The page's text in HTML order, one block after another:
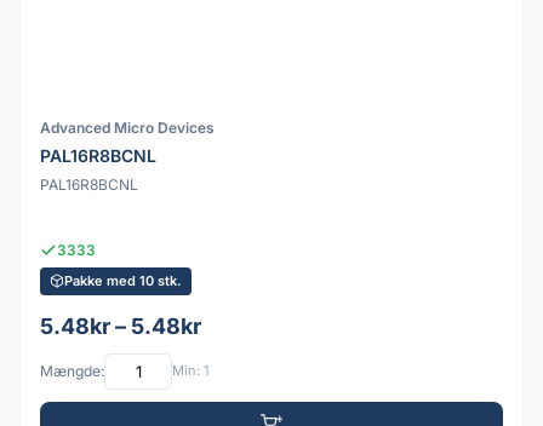
Advanced Micro Devices
PAL16R8BCNL
PAL16R8BCNL
3333
Pakke med 10 stk.
5.48kr – 5.48kr
Mængde: Min: 1